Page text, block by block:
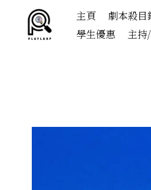
主頁 劇本殺目
學生優惠
主持